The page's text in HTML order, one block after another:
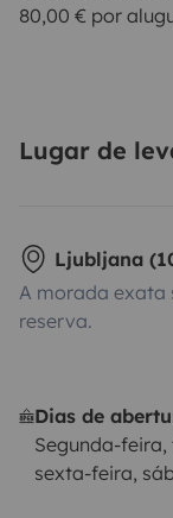
80,00 € por
Lugar de
Ljubljana
A morada exata
reserva.
Dias de
Segunda-
sexta-feira,